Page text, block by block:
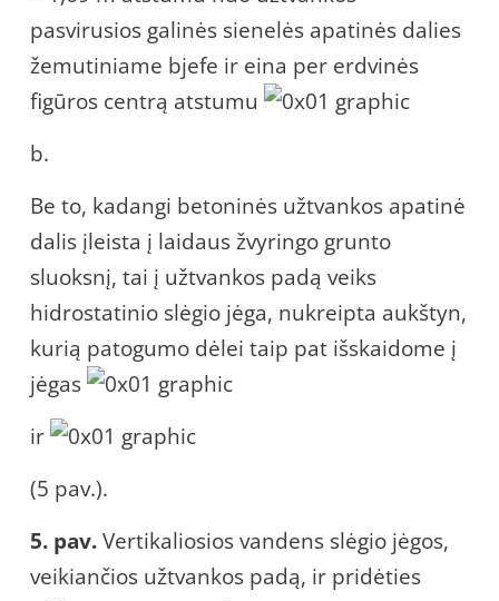
pasvirusios galinės sienelės apatinės dalies
žemutiniame bjefe ir eina per erdvinės
figūros centrą atstumu
b.
Be to, kadangi betoninės užtvankos apatinė
dalis įleista į laidaus žvyringo grunto
sluoksnį, tai į užtvankos padą veiks
hidrostatinio slėgio jėga, nukreipta aukštyn,
kurią patogumo dėlei taip pat išskaidome į
jėgas
ir
(5 pav.).
5. pav.Vertikaliosios vandens slėgio jėgos,
veikiančios užtvankos padą, ir pridėties